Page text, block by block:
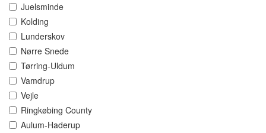
Juelsminde
Kolding
Lunderskov
Nørre Snede
Tørring-Uldum
Vamdrup
Vejle
Ringkøbing County
Aulum-Haderup